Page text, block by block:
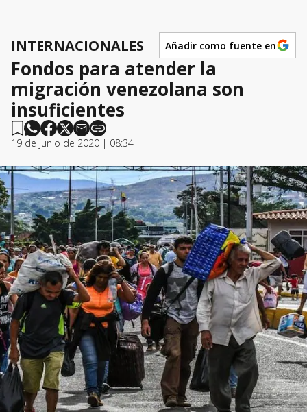
INTERNACIONALES Añadir como fuente en
Fondos para atender la
migración venezolana son
insuficientes
19 de junio de 2020 | 08:34